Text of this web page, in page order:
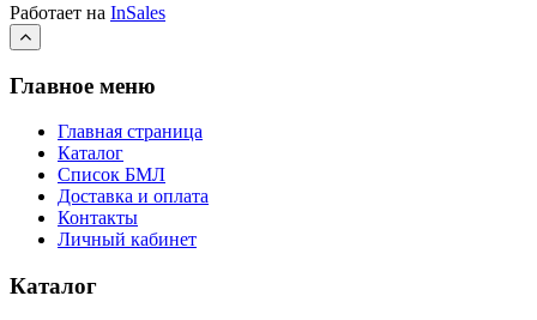
Работает на InSales
Главное меню
Главная страница
Каталог
Список БМЛ
Доставка и оплата
Контакты
Личный кабинет
Каталог